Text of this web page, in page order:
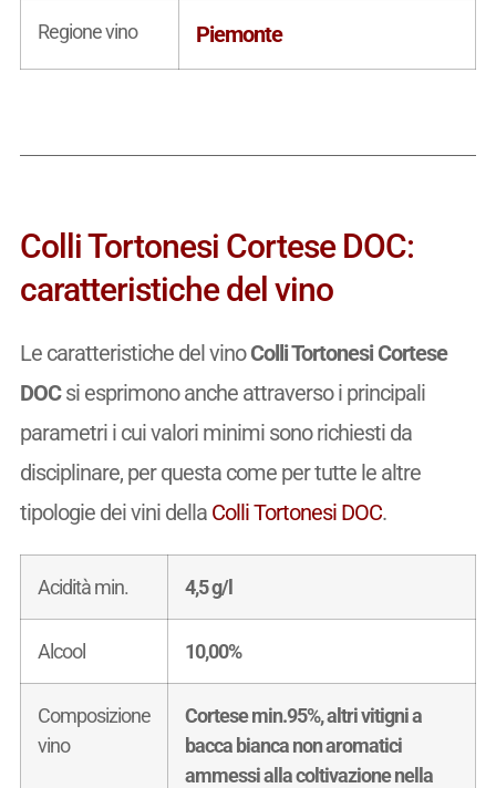
Regione vino Piemonte
Colli Tortonesi Cortese DOC:
caratteristiche del vino
Le caratteristiche del vinoColli Tortonesi Cortese
DOCsi esprimono anche attraverso i principali
parametri i cui valori minimi sono richiesti da
disciplinare, per questa come per tutte le altre
tipologie dei vini della Colli Tortonesi DOC.
Acidità min. 4,5 g/l
Alcool 10,00%
Composizione
vino
Cortese min.95%, altri vitigni a
bacca bianca non aromatici
ammessi alla coltivazione nella